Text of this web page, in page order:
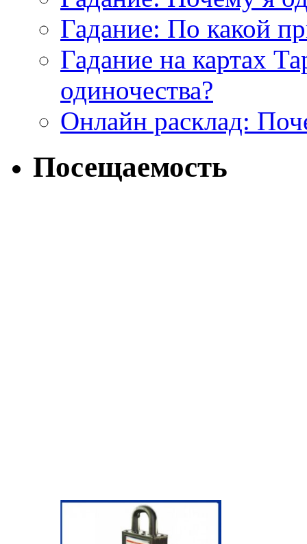
Гадание: По какой
Гадание на картах
одиночества?
Онлайн расклад:
Посещаемость